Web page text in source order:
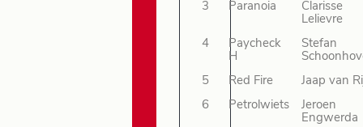
3 Paranoia
Clarisse
Lelievre
4
Paycheck
H
Stefan
5
Red Fire
Jaap van
6
Petrolwiets
Jeroen
Engwerda